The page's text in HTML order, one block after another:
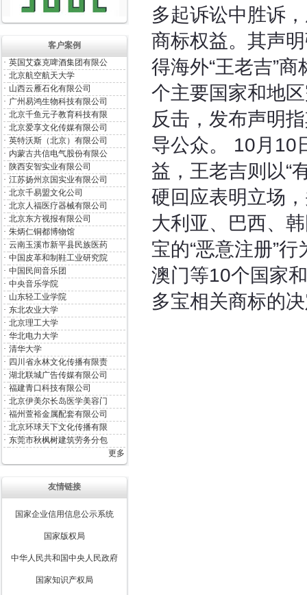
客户案例
· 英国艾森克啤酒集团有限公
· 北京航空航天大学
· 山西云雁石化有限公司
· 广州易鸿生物科技有限公司
· 北京千鱼元子教育科技有限
· 北京爱享文化传媒有限公司
· 英特沃斯（北京）有限公司
· 内蒙古共信电气股份有限公
· 陕西安智实业有限公司
· 江苏扬州京国实业有限公司
· 北京千易盟文化公司
· 北京人福医疗器械有限公司
· 北京东方视报有限公司
· 朱炳仁铜都博物馆
· 云南玉溪市新平县民族医药
· 中国皮革和制鞋工业研究院
· 中国民间音乐团
· 中央音乐学院
· 山东轻工业学院
· 东北农业大学
· 北京理工大学
· 华北电力大学
· 清华大学
· 四川省永林文化传播有限责
· 湖北联城广告传媒有限公司
· 福建青口科技有限公司
· 北京伊美尔长岛医学美容门
· 福州萱裕金属配套有限公司
· 北京环球天下文化传播有限
· 东莞市秋枫树建筑劳务分包
更多
友情链接
国家企业信用信息公示系统
国家版权局
中华人民共和国中央人民政府
国家知识产权局
多起诉讼中胜诉
商标权益。其声
得海外“王老吉”
个主要国家和地
反击，发布声明
导公众。 10月10
益，王老吉则以“
硬回应表明立场
大利亚、巴西、
宝的“恶意注册”
澳门等10个国家
多宝相关商标的